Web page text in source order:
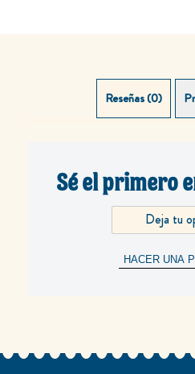
Reseñas (0)
Sé el primero
Deja tu
HACER UNA